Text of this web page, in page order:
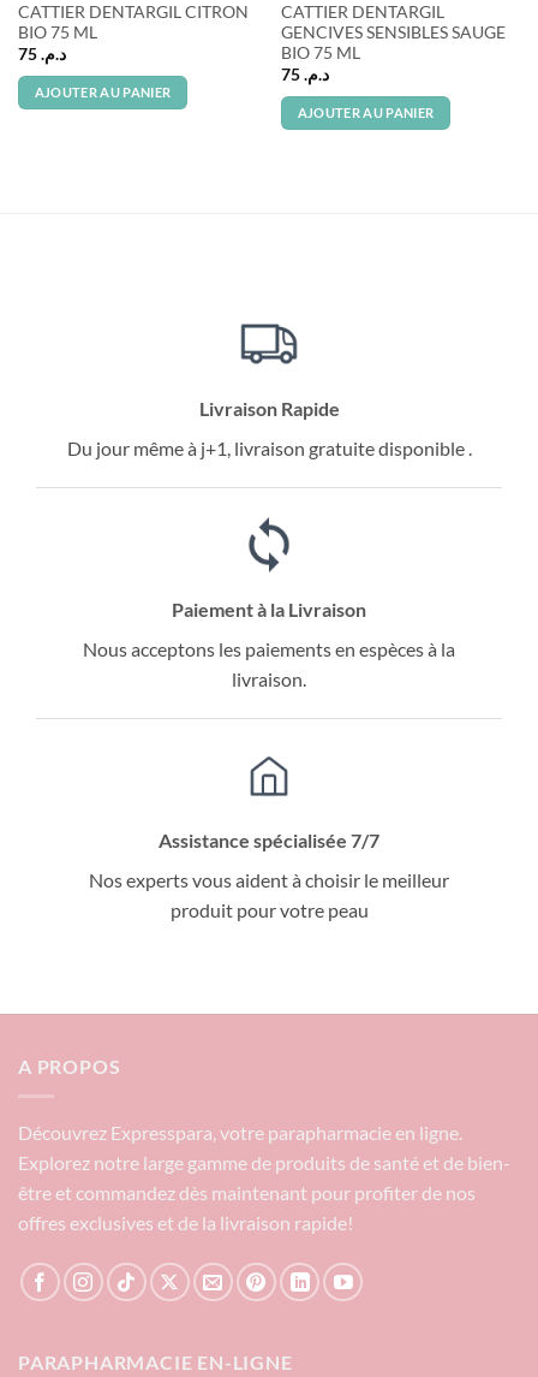
CATTIER DENTARGIL CITRON
BIO 75 ML
د.م.75
AJOUTER AU PANIER
CATTIER DENTARGIL
GENCIVES SENSIBLES SAUGE
BIO 75 ML
د.م.75
AJOUTER AU PANIER
Livraison Rapide
Du jour même à j+1, livraison gratuite disponible .
Paiement à la Livraison
Nous acceptons les paiements en espèces à la
livraison.
Assistance spécialisée 7/7
Nos experts vous aident à choisir le meilleur
produit pour votre peau
A PROPOS
Découvrez Expresspara, votre parapharmacie en ligne.
Explorez notre large gamme de produits de santé et de bien-
être et commandez dès maintenant pour profiter de nos
offres exclusives et de la livraison rapide!
PARAPHARMACIE EN-LIGNE